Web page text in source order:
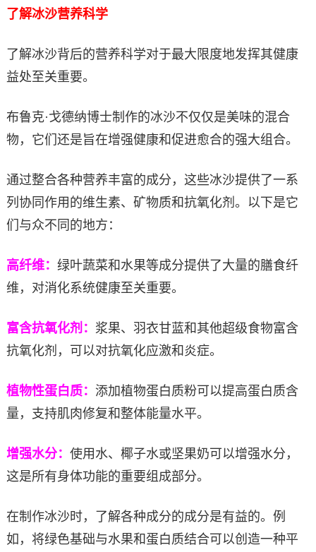
了解冰沙营养科学
了解冰沙背后的营养科学对于最大限度地发挥其健康
益处至关重要。
布鲁克·戈德纳博士制作的冰沙不仅仅是美味的混合
物，它们还是旨在增强健康和促进愈合的强大组合。
通过整合各种营养丰富的成分，这些冰沙提供了一系
列协同作用的维生素、矿物质和抗氧化剂。以下是它
们与众不同的地方：
高纤维： 绿叶蔬菜和水果等成分提供了大量的膳食纤
维，对消化系统健康至关重要。
富含抗氧化剂： 浆果、羽衣甘蓝和其他超级食物富含
抗氧化剂，可以对抗氧化应激和炎症。
植物性蛋白质： 添加植物蛋白质粉可以提高蛋白质含
量，支持肌肉修复和整体能量水平。
增强水分： 使用水、椰子水或坚果奶可以增强水分，
这是所有身体功能的重要组成部分。
在制作冰沙时，了解各种成分的成分是有益的。例
如，将绿色基础与水果和蛋白质结合可以创造一种平